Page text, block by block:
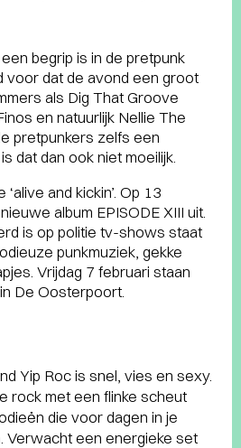
begrip is in de pretpunk
voor dat de avond een groot
als Dig That Groove
en natuurlijk Nellie The
pretpunkers zelfs een
dat dan ook niet moeilijk.
and kickin’. Op 13
album EPISODE XIII uit.
is op politie tv-shows staat
punkmuziek, gekke
Vrijdag 7 februari staan
De Oosterpoort.
Yip Roc is snel, vies en sexy.
rock met een flinke scheut
die voor dagen in je
Verwacht een energieke set